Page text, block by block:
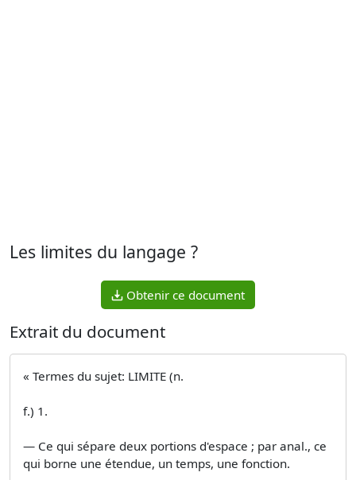
Les limites du langage ?
Obtenir ce document
Extrait du document
« Termes du sujet: LIMITE (n.
f.) 1.
— Ce qui sépare deux portions d'espace ; par anal., ce
qui borne une étendue, un temps, une fonction.